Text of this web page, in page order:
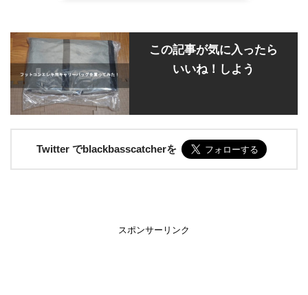
この記事が気に入ったら
いいね！しよう
Twitter でblackbasscatcherを
スポンサーリンク